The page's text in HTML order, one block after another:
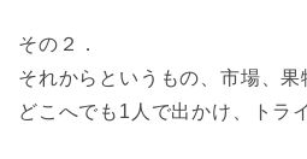
その２．
それからというもの、市場、果
どこへでも1人で出かけ、トラ